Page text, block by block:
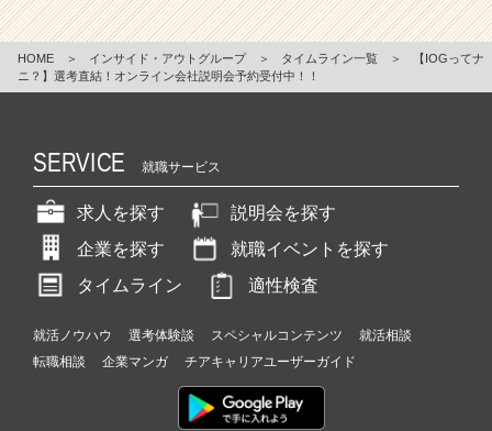
HOME ＞ インサイド・アウトグループ ＞ タイムライン一覧 ＞
【IOGってナ
ニ？】選考直結！オンライン会社説明会予約受付中！！
SERVICE 就職サービス
求人を探す
説明会を探す
企業を探す
就職イベントを探す
タイムライン
適性検査
就活ノウハウ 選考体験談 スペシャルコンテンツ
就活相談
転職相談
企業マンガ チアキャリアユーザーガイド